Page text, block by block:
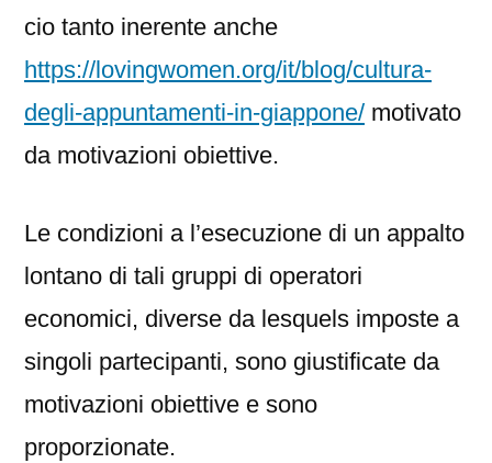
cio tanto inerente anche
https://lovingwomen.org/it/blog/cultura-
degli-appuntamenti-in-giappone/ motivato
da motivazioni obiettive.
Le condizioni a l’esecuzione di un appalto
lontano di tali gruppi di operatori
economici, diverse da lesquels imposte a
singoli partecipanti, sono giustificate da
motivazioni obiettive e sono
proporzionate.